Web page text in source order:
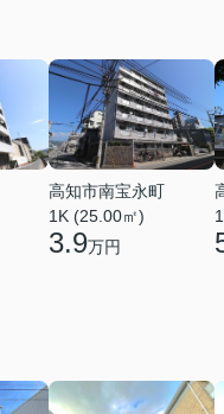
高知市南宝永町
1K (25.00㎡)
3.9万円